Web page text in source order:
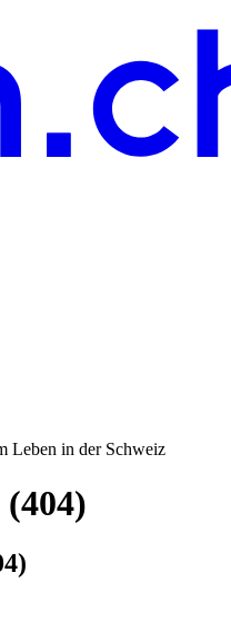
Leben in der Schweiz